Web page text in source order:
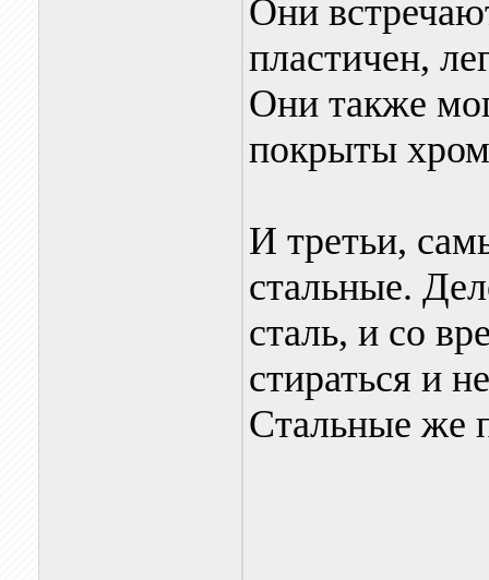
Они
пластичен,
Они также
покрыты
И третьи,
стальные.
сталь, и со
стираться и
Стальные же